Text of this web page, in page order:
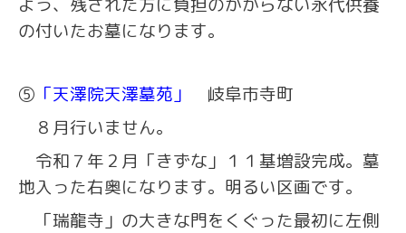
の付いたお墓になります。
⑤ 「天澤院天澤墓苑」
岐阜市寺町
８月行いません。
令和７年２月「きずな」１１基増設完成。墓
地入った右奥になります。明るい区画です。
「瑞龍寺」の大きな門をくぐった最初に左側